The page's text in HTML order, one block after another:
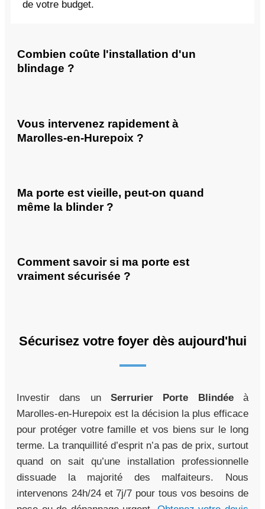
de votre budget.
Combien coûte l'installation d'un
blindage ?
Vous intervenez rapidement à
Marolles-en-Hurepoix ?
Ma porte est vieille, peut-on quand
même la blinder ?
Comment savoir si ma porte est
vraiment sécurisée ?
Sécurisez votre foyer dès aujourd'hui
Investir dans un Serrurier Porte Blindéeà
Marolles-en-Hurepoix est la décision la plus efficace
pour protéger votre famille et vos biens sur le long
terme. La tranquillité d’esprit n’a pas de prix, surtout
quand on sait qu’une installation professionnelle
dissuade la majorité des malfaiteurs. Nous
intervenons 24h/24 et 7j/7 pour tous vos besoins de